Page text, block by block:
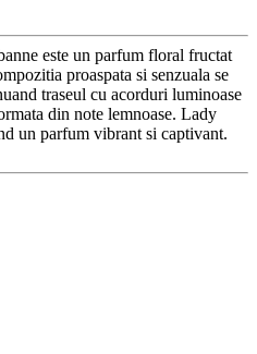
este un parfum floral fructat
proaspata si senzuala se
traseul cu acorduri luminoase
din note lemnoase. Lady
un parfum vibrant si captivant.